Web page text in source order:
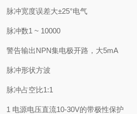
脉冲宽度误差大±25°电气
脉冲数1 ~ 10000
警告输出NPN集电极开路，大5mA
脉冲形状方波
脉冲占空比1:1
1 电源电压直流10-30V的带极性保护